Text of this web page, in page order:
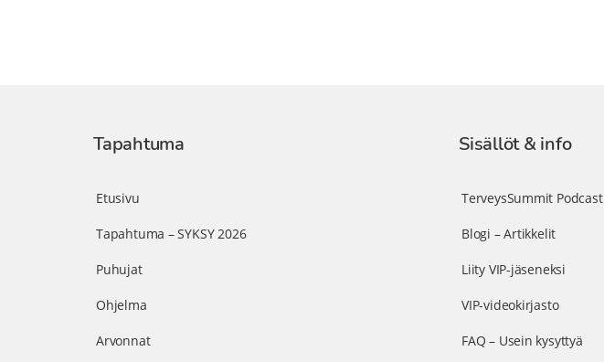
Tapahtuma
Etusivu
Tapahtuma – SYKSY 2026
Puhujat
Ohjelma
Arvonnat
Sisällöt & info
TerveysSummit Podcast
Blogi – Artikkelit
Liity VIP-jäseneksi
VIP-videokirjasto
FAQ – Usein kysyttyä